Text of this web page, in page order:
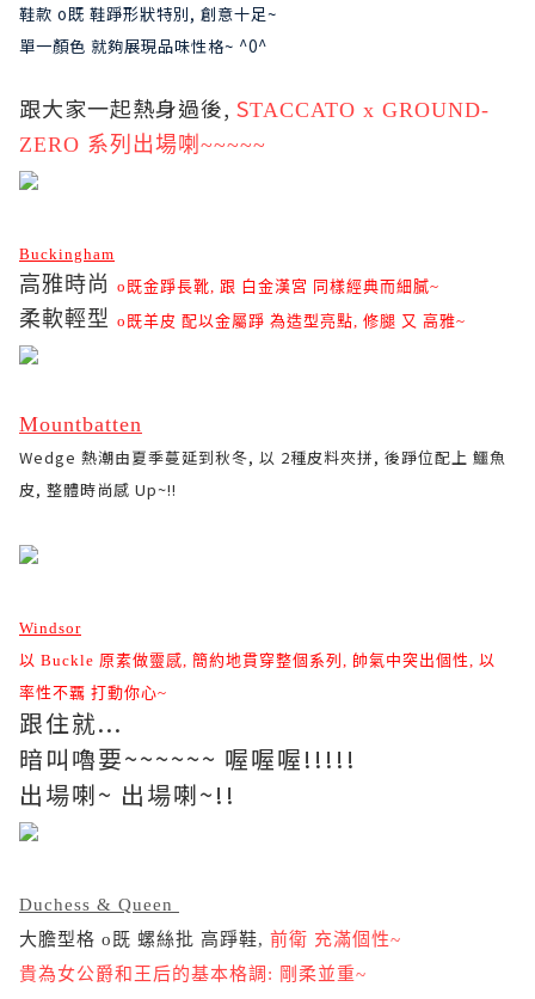
鞋款 o既 鞋踭形狀特別, 創意十足~
單一顏色 就夠展現品味性格~ ^0^
跟大家一起熱身過後, STACCATO x GROUND-
ZERO 系列出場喇~~~~~
Buckingham
高雅時尚 o既金踭長靴, 跟 白金漢宮 同樣經典而細膩~
柔軟輕型 o既羊皮 配以金屬踭 為造型亮點, 修腿 又 高雅~
Mountbatten
Wedge 熱潮由夏季蔓延到秋冬, 以 2種皮料夾拼, 後踭位配上 鱷魚
皮, 整體時尚感 Up~!!
Windsor
以 Buckle 原素做靈感, 簡約地貫穿整個系列, 帥氣中突出個性, 以
率性不覊 打動你心~
跟住就...
暗叫嚕要~~~~~~ 喔喔喔!!!!!
出場喇~ 出場喇~!!
Duchess & Queen
大膽型格 o既 螺絲批 高踭鞋, 前衛 充滿個性~
貴為女公爵和王后的基本格調: 剛柔並重~